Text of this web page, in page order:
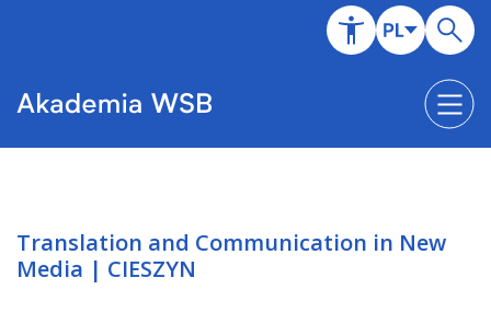
Translation and Communication in New
Media | CIESZYN